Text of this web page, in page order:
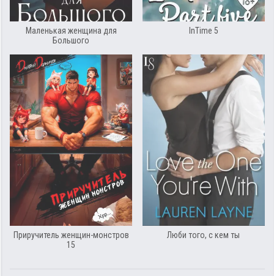
Маленькая женщина для
Большого
InTime 5
Приручитель женщин-монстров
15
Люби того, с кем ты